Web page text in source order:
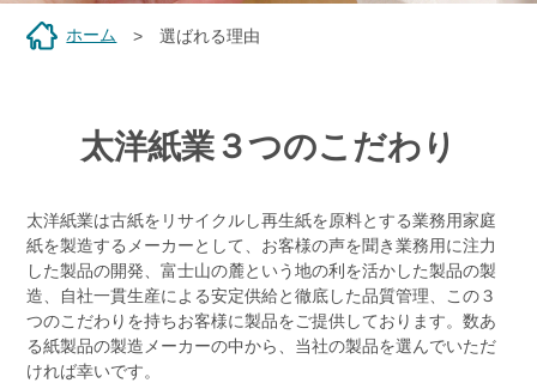
ホーム 選ばれる理由
太洋紙業３つのこだわり
太洋紙業は古紙をリサイクルし再生紙を原料とする業務用家庭
紙を製造するメーカーとして、お客様の声を聞き業務用に注力
した製品の開発、富士山の麓という地の利を活かした製品の製
造、自社一貫生産による安定供給と徹底した品質管理、この３
つのこだわりを持ちお客様に製品をご提供しております。数あ
る紙製品の製造メーカーの中から、当社の製品を選んでいただ
ければ幸いです。